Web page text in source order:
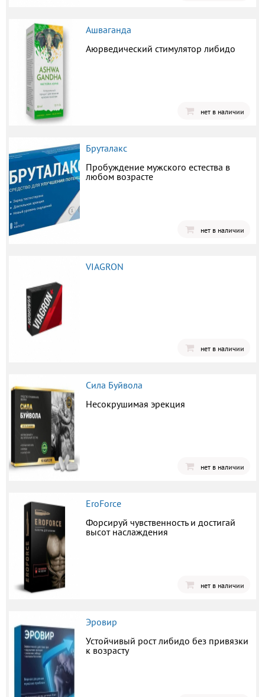
Ашваганда
Аюрведический стимулятор либидо
нет в наличии
Бруталакс
Пробуждение мужского естества в
любом возрасте
нет в наличии
VIAGRON
нет в наличии
Сила Буйвола
Несокрушимая эрекция
нет в наличии
EroForce
Форсируй чувственность и достигай
высот наслаждения
нет в наличии
Эровир
Устойчивый рост либидо без привязки
к возрасту